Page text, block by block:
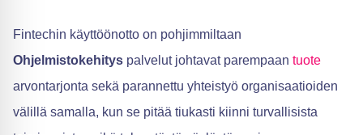
Fintechin käyttöönotto on pohjimmiltaan
Ohjelmistokehitys palvelut johtavat parempaan tuote
arvontarjonta sekä parannettu yhteistyö organisaatioiden
välillä samalla, kun se pitää tiukasti kiinni turvallisista